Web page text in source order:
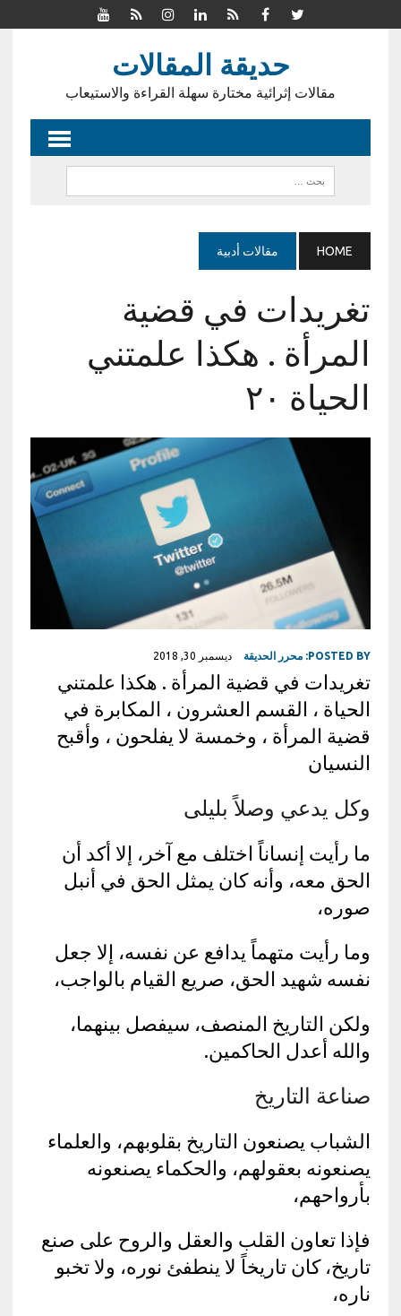
حديقة المقالات
مقالات إثرائية مختارة سهلة القراءة والاستيعاب
HOME مقالات أدبية
تغريدات في قضية
المرأة . هكذا علمتني
الحياة ٢٠
POSTED BY: محرر الحديقة ديسمبر 30, 2018
تغريدات في قضية المرأة . هكذا علمتني
الحياة ، القسم العشرون ، المكابرة في
قضية المرأة ، وخمسة لا يفلحون ، وأقبح
النسيان
وكل يدعي وصلاً بليلى
ما رأيت إنساناً اختلف مع آخر، إلا أكد أن
الحق معه، وأنه كان يمثل الحق في أنبل
صوره،
وما رأيت متهماً يدافع عن نفسه، إلا جعل
نفسه شهيد الحق، صريع القيام بالواجب،
ولكن التاريخ المنصف، سيفصل بينهما،
والله أعدل الحاكمين.
صناعة التاريخ
الشباب يصنعون التاريخ بقلوبهم، والعلماء
يصنعونه بعقولهم، والحكماء يصنعونه
بأرواحهم،
فإذا تعاون القلب والعقل والروح على صنع
تاريخ، كان تاريخاً لا ينطفئ نوره، ولا تخبو
ناره،